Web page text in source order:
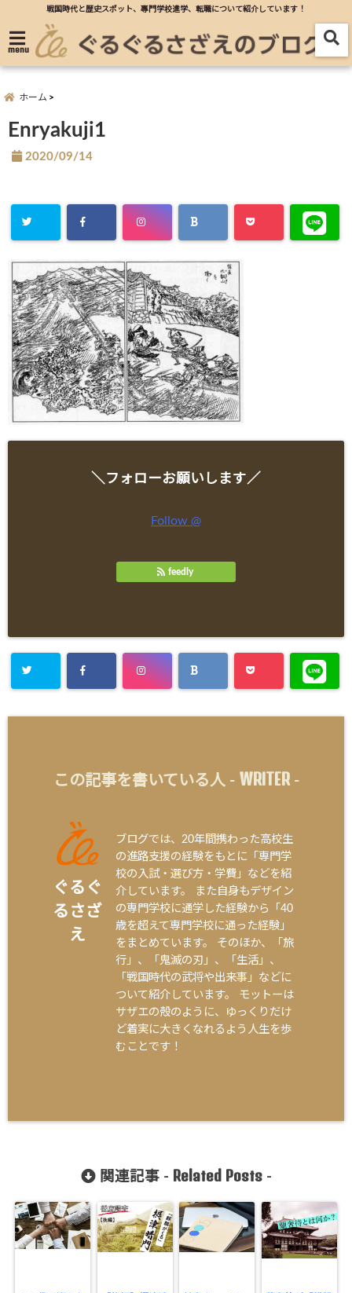
戦国時代と歴史スポット、專門学校進学、転職について紹介しています！
menu
ホーム
Enryakuji1
2020/09/14
＼フォローお願いします／
Follow @
feedly
この記事を書いている人 - WRITER-
ぐるぐ
るさざ
え
ブログでは、20年間携わった高校生
の進路支援の経験をもとに「専門学
校の入試・選び方・学費」などを紹
介しています。 また自身もデザイン
の専門学校に通学した経験から「40
歳を超えて専門学校に通った経験」
をまとめています。 そのほか、「旅
行」、「鬼滅の刃」、「生活」、
「戦国時代の武将や出来事」などに
ついて紹介しています。 モットーは
サザエの殻のように、ゆっくりだけ
ど着実に大きくなれるよう人生を歩
むことです！
関連記事 - Related Posts-